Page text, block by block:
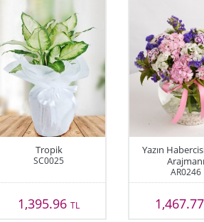
Tropik
SC0025
1,395.96TL
Yazın
Arajmanı
AR0246